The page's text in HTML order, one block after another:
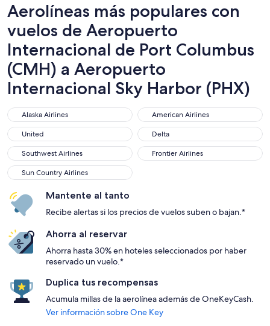
Aerolíneas más populares con
vuelos de Aeropuerto
Internacional de Port Columbus
(CMH) a Aeropuerto
Internacional Sky Harbor (PHX)
Alaska Airlines
Alaska Airlines American Airlines
American Airlines
United
United Delta
Delta
Southwest Airlines
Southwest Airlines Frontier Airlines
Frontier Airlines
Sun Country Airlines
Sun Country Airlines
Mantente al tanto
Recibe alertas si los precios de vuelos suben o bajan.*
Ahorra al reservar
Ahorra hasta 30% en hoteles seleccionados por haber
reservado un vuelo.*
Duplica tus recompensas
Acumula millas de la aerolínea además de OneKeyCash.
Ver información sobre One Key